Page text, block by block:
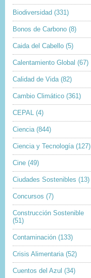
Biodiversidad (331)
Bonos de Carbono (8)
Caida del Cabello (5)
Calentamiento Global (67)
Calidad de Vida (82)
Cambio Climático (361)
CEPAL (4)
Ciencia (844)
Ciencia y Tecnología (127)
Cine (49)
Ciudades Sostenibles (13)
Concursos (7)
Construcción Sostenible
(51)
Contaminación (133)
Crisis Alimentaria (52)
Cuentos del Azul (34)